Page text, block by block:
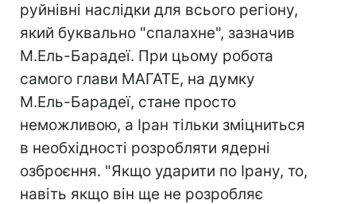
руйнівні наслідки для всього регіону,
який буквально "спалахне", зазначив
М.Ель-Барадеї. При цьому робота
самого глави МАГАТЕ, на думку
М.Ель-Барадеї, стане просто
неможливою, а Іран тільки зміцниться
в необхідності розробляти ядерні
озброєння. "Якщо ударити по Ірану, то,
навіть якщо він ще не розробляє